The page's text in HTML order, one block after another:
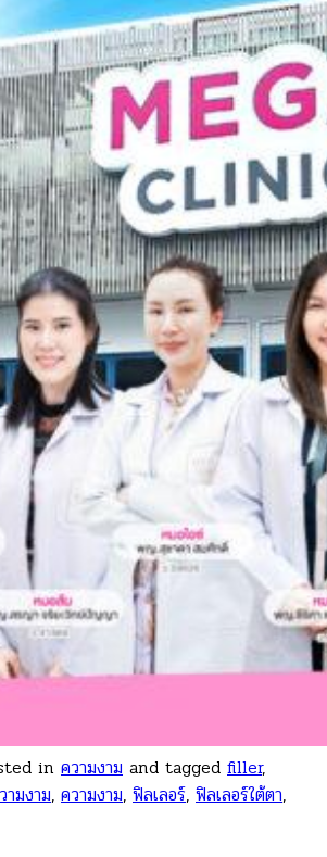
in ความงาม and tagged filler,
มงาม, ความงาม, ฟิลเลอร์, ฟิลเลอร์ใต้ตา,